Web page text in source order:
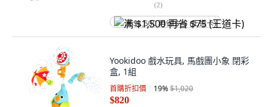
(2)
满 $1,500 再省 $75 (王道卡)
Yookidoo 戲水玩具, 馬戲團小象 閉彩
盒, 1組
首購折扣價 19%$1,020
$820